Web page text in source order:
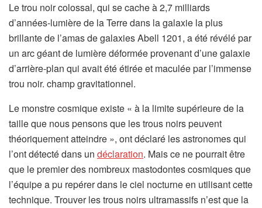
Le trou noir colossal, qui se cache à 2,7 milliards
d’années-lumière de la Terre dans la galaxie la plus
brillante de l’amas de galaxies Abell 1201, a été révélé par
un arc géant de lumière déformée provenant d’une galaxie
d’arrière-plan qui avait été étirée et maculée par l’immense
trou noir. champ gravitationnel.
Le monstre cosmique existe « à la limite supérieure de la
taille que nous pensons que les trous noirs peuvent
théoriquement atteindre », ont déclaré les astronomes qui
l’ont détecté dans un déclaration(
s
’
o
. Mais ce ne pourrait être
que le premier des nombreux mastodontes cosmiques que
l’équipe a pu repérer dans le ciel nocturne en utilisant cette
technique. Trouver les trous noirs ultramassifs n’est que la